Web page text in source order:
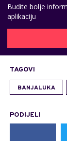
Budite bolje
aplikaciju
TAGOVI
BANJALUKA
PODIJELI